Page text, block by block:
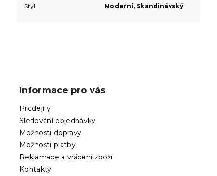
Styl
Moderní, Skandinávský
Informace pro vás
Prodejny
Sledování objednávky
Možnosti dopravy
Možnosti platby
Reklamace a vrácení zboží
Kontakty